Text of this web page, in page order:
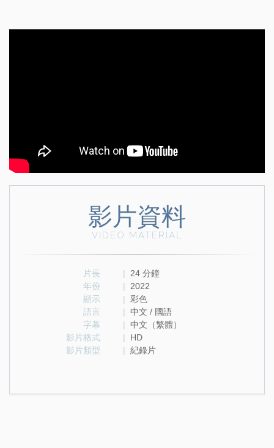
影片資料
VIDEO MATERIAL
片長 | 24 分鐘
年份
| 2022
顯示
| 彩色
語言
| 中文 / 國語
字幕
| 中文（繁體）
影片格式
| HD
影片類型
| 紀錄片